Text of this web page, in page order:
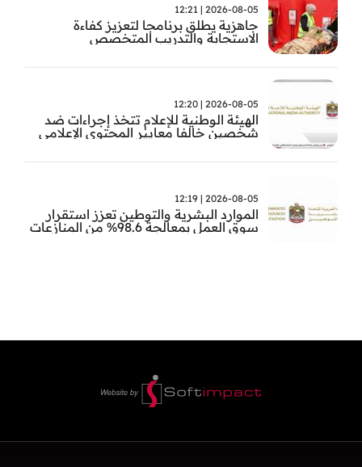
2026-08-05 | 12:21
جاهزية يطلق برنامجا لتعزيز كفاءة
الاستجابة والتدريب المتخصص
2026-08-05 | 12:20
الهيئة الوطنية للإعلام تتخذ إجراءات ضد
شخصين خالفا معايير المحتوى الإعلامي
2026-08-05 | 12:19
الموارد البشرية والتوطين تعزز استقرار
سوق العمل بمعالجة 98.6% من المنازعات